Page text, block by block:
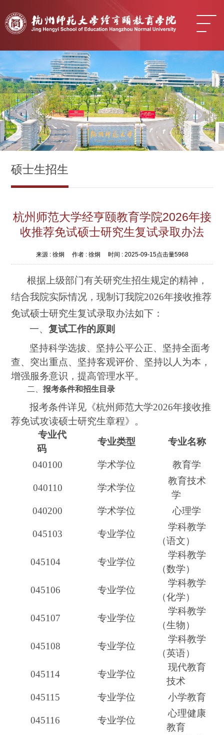
硕士生招生
杭州师范大学经亨颐教育学院2026年接
收推荐免试硕士研究生复试录取办法
来源 : 徐炯 作者 : 徐炯 时间 : 2025-09-15点击量5968
根据上级部门有关研究生招生规定的精神，
结合我院实际情况，现制订我院2026年接收推荐
免试硕士研究生复试录取办法如下：
一、复试工作的原则
坚持科学选拔、 坚持公平公正、 坚持全面考
查、突出重点、 坚持客观评价、 坚持以人为本，
增强服务意识，提高管理水平。
二、报考条件和招生目录
报考条件详见《杭州师范大学2026年接收推
荐免试攻读硕士研究生章程》。
专业代
码
专业类型 专业名称
040100 学术学位 教育学
040110 学术学位
教育技术
学
040200
学术学位 心理学
045103 专业学位
学科教学
（语文）
045104 专业学位
学科教学
（数学）
045106 专业学位
学科教学
（化学）
045107 专业学位
学科教学
（生物）
045108 专业学位
学科教学
（英语）
045114 专业学位
现代教育
技术
045115 专业学位 小学教育
045116 专业学位
心理健康
教育